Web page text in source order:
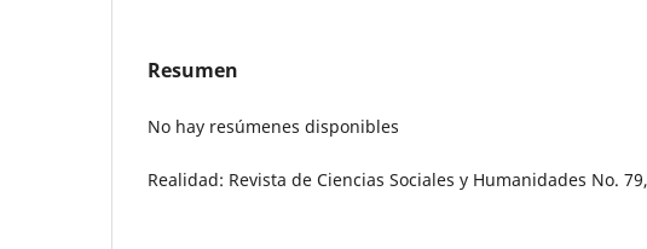
Resumen
No hay resúmenes disponibles
Realidad: Revista de Ciencias Sociales y Humanidades No.